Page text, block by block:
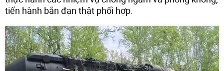
tiến hành bắn đạn thật phối hợp.